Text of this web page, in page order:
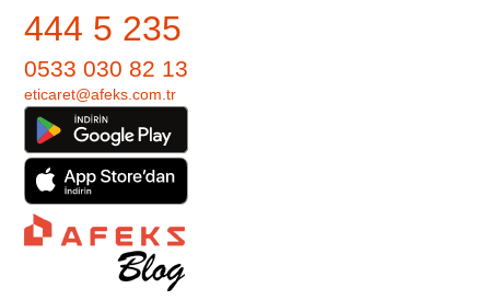
444 5 235
0533 030 82 13
eticaret@afeks.com.tr